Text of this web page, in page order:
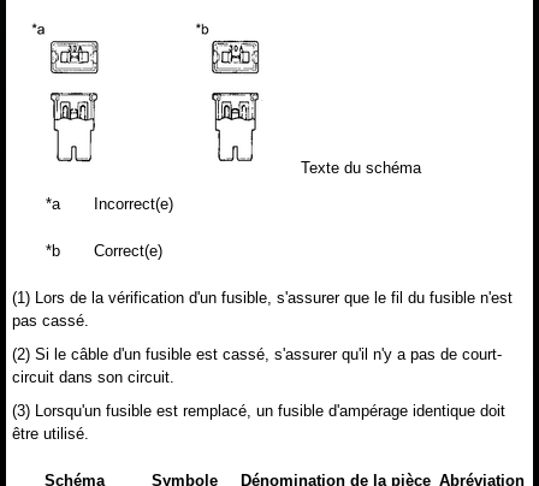
Texte du schéma
*a
Incorrect(e)
*b Correct(e)
(1) Lors de la vérification d'un fusible, s'assurer que le fil du fusible n'est
pas cassé.
(2) Si le câble d'un fusible est cassé, s'assurer qu'il n'y a pas de court-
circuit dans son circuit.
(3) Lorsqu'un fusible est remplacé, un fusible d'ampérage identique doit
être utilisé.
Schéma Symbole Dénomination de la pièce Abréviation